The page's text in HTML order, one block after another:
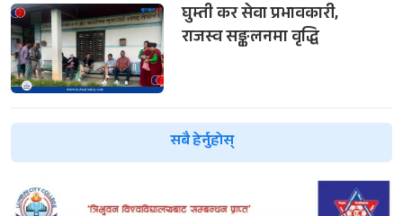
घुम्ती कर सेवा प्रभावकारी,
राजस्व सङ्कलनमा वृद्धि
सबै हेर्नुहोस्